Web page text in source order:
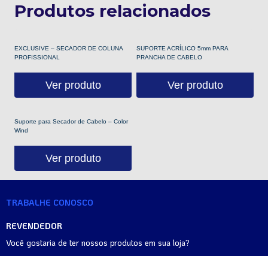
Produtos relacionados
EXCLUSIVE – SECADOR DE COLUNA
PROFISSIONAL
Ver produto
SUPORTE ACRÍLICO 5mm PARA
PRANCHA DE CABELO
Ver produto
Suporte para Secador de Cabelo – Color
Wind
Ver produto
TRABALHE CONOSCO
REVENDEDOR
Você gostaria de ter nossos produtos em sua loja?